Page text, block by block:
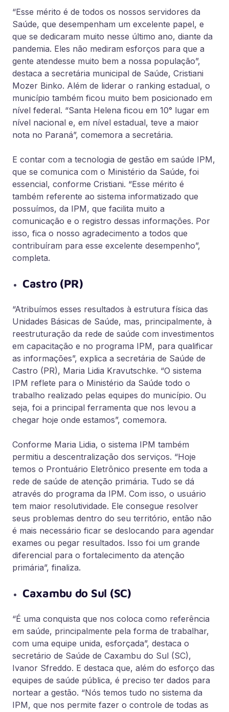
“Esse mérito é de todos os nossos servidores da
Saúde, que desempenham um excelente papel, e
que se dedicaram muito nesse último ano, diante da
pandemia. Eles não mediram esforços para que a
gente atendesse muito bem a nossa população”,
destaca a secretária municipal de Saúde, Cristiani
Mozer Binko. Além de liderar o ranking estadual, o
município também ficou muito bem posicionado em
nível federal. “Santa Helena ficou em 10° lugar em
nível nacional e, em nível estadual, teve a maior
nota no Paraná”, comemora a secretária.
E contar com a tecnologia de gestão em saúde IPM,
que se comunica com o Ministério da Saúde, foi
essencial, conforme Cristiani. “Esse mérito é
também referente ao sistema informatizado que
possuímos, da IPM, que facilita muito a
comunicação e o registro dessas informações. Por
isso, fica o nosso agradecimento a todos que
contribuíram para esse excelente desempenho”,
completa.
Castro (PR)
“Atribuímos esses resultados à estrutura física das
Unidades Básicas de Saúde, mas, principalmente, à
reestruturação da rede de saúde com investimentos
em capacitação e no programa IPM, para qualificar
as informações”, explica a secretária de Saúde de
Castro (PR), Maria Lidia Kravutschke. “O sistema
IPM reflete para o Ministério da Saúde todo o
trabalho realizado pelas equipes do município. Ou
seja, foi a principal ferramenta que nos levou a
chegar hoje onde estamos”, comemora.
Conforme Maria Lidia, o sistema IPM também
permitiu a descentralização dos serviços. “Hoje
temos o Prontuário Eletrônico presente em toda a
rede de saúde de atenção primária. Tudo se dá
através do programa da IPM. Com isso, o usuário
tem maior resolutividade. Ele consegue resolver
seus problemas dentro do seu território, então não
é mais necessário ficar se deslocando para agendar
exames ou pegar resultados. Isso foi um grande
diferencial para o fortalecimento da atenção
primária”, finaliza.
Caxambu do Sul (SC)
“É uma conquista que nos coloca como referência
em saúde, principalmente pela forma de trabalhar,
com uma equipe unida, esforçada”, destaca o
secretário de Saúde de Caxambu do Sul (SC),
Ivanor Sfreddo. E destaca que, além do esforço das
equipes de saúde pública, é preciso ter dados para
nortear a gestão. “Nós temos tudo no sistema da
IPM, que nos permite fazer o controle de todas as